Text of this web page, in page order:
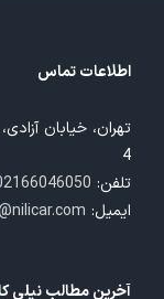
اطلاعات تماس
4
تلفن:
ایمیل:
آخرین مطالب نیلی